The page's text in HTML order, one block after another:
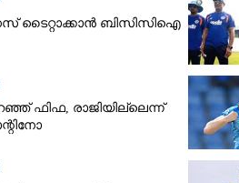
ടൈറ്റാക്കാൻ ബിസിസിഐ
ഫിഫ, രാജിയില്ലെന്ന്
ഫ്രഞ്ച് ഓപ്പണിലെ മിറ